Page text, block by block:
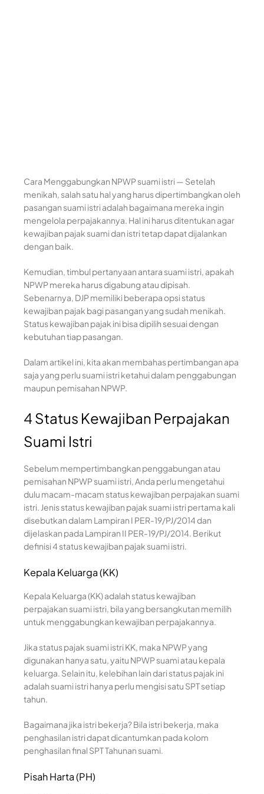
Cara Menggabungkan NPWP suami istri — Setelah
menikah, salah satu hal yang harus dipertimbangkan oleh
pasangan suami istri adalah bagaimana mereka ingin
mengelola perpajakannya. Hal ini harus ditentukan agar
kewajiban pajak suami dan istri tetap dapat dijalankan
dengan baik.
Kemudian, timbul pertanyaan antara suami istri, apakah
NPWP mereka harus digabung atau dipisah.
Sebenarnya, DJP memiliki beberapa opsi status
kewajiban pajak bagi pasangan yang sudah menikah.
Status kewajiban pajak ini bisa dipilih sesuai dengan
kebutuhan tiap pasangan.
Dalam artikel ini, kita akan membahas pertimbangan apa
saja yang perlu suami istri ketahui dalam penggabungan
maupun pemisahan NPWP.
4 Status Kewajiban Perpajakan
Suami Istri
Sebelum mempertimbangkan penggabungan atau
pemisahan NPWP suami istri, Anda perlu mengetahui
dulu macam-macam status kewajiban perpajakan suami
istri. Jenis status kewajiban pajak suami istri pertama kali
disebutkan dalam Lampiran I PER-19/PJ/2014 dan
dijelaskan pada Lampiran II PER-19/PJ/2014. Berikut
definisi 4 status kewajiban pajak suami istri.
Kepala Keluarga (KK)
Kepala Keluarga (KK) adalah status kewajiban
perpajakan suami istri, bila yang bersangkutan memilih
untuk menggabungkan kewajiban perpajakannya.
Jika status pajak suami istri KK, maka NPWP yang
digunakan hanya satu, yaitu NPWP suami atau kepala
keluarga. Selain itu, kelebihan lain dari status pajak ini
adalah suami istri hanya perlu mengisi satu SPT setiap
tahun.
Bagaimana jika istri bekerja? Bila istri bekerja, maka
penghasilan istri dapat dicantumkan pada kolom
penghasilan final SPT Tahunan suami.
Pisah Harta (PH)